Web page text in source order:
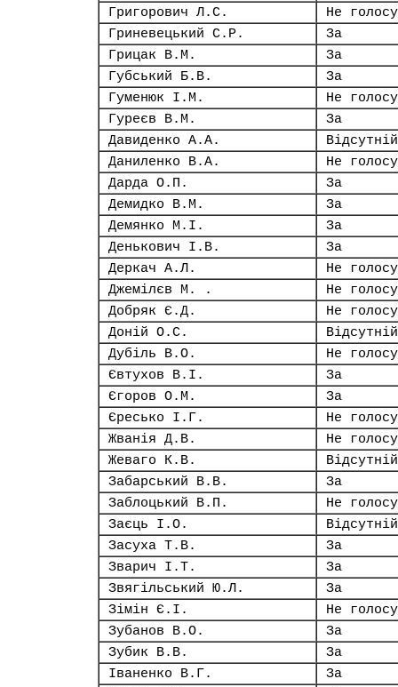
Григорович Л.С.
Не
Гриневецький С.Р.
За
Грицак В.М.
За
Губський Б.В.
За
Гуменюк І.М.
Не
Гуреєв В.М.
За
Давиденко А.А.
Відсутній
Даниленко В.А.
Не
Дарда О.П.
За
Демидко В.М.
За
Демянко М.І.
За
Денькович І.В.
За
Деркач А.Л.
Не
Джемілєв М. .
Не
Добряк Є.Д.
Не
Доній О.С.
Відсутній
Дубіль В.О.
Не
Євтухов В.І.
За
Єгоров О.М.
За
Єресько І.Г.
Не
Жванія Д.В.
Не
Жеваго К.В.
Відсутній
Забарський В.В.
За
Заблоцький В.П.
Не
Заєць І.О.
Відсутній
Засуха Т.В.
За
Зварич І.Т.
За
Звягільський Ю.Л.
За
Зімін Є.І.
Не
Зубанов В.О.
За
Зубик В.В.
За
Іваненко В.Г.
За